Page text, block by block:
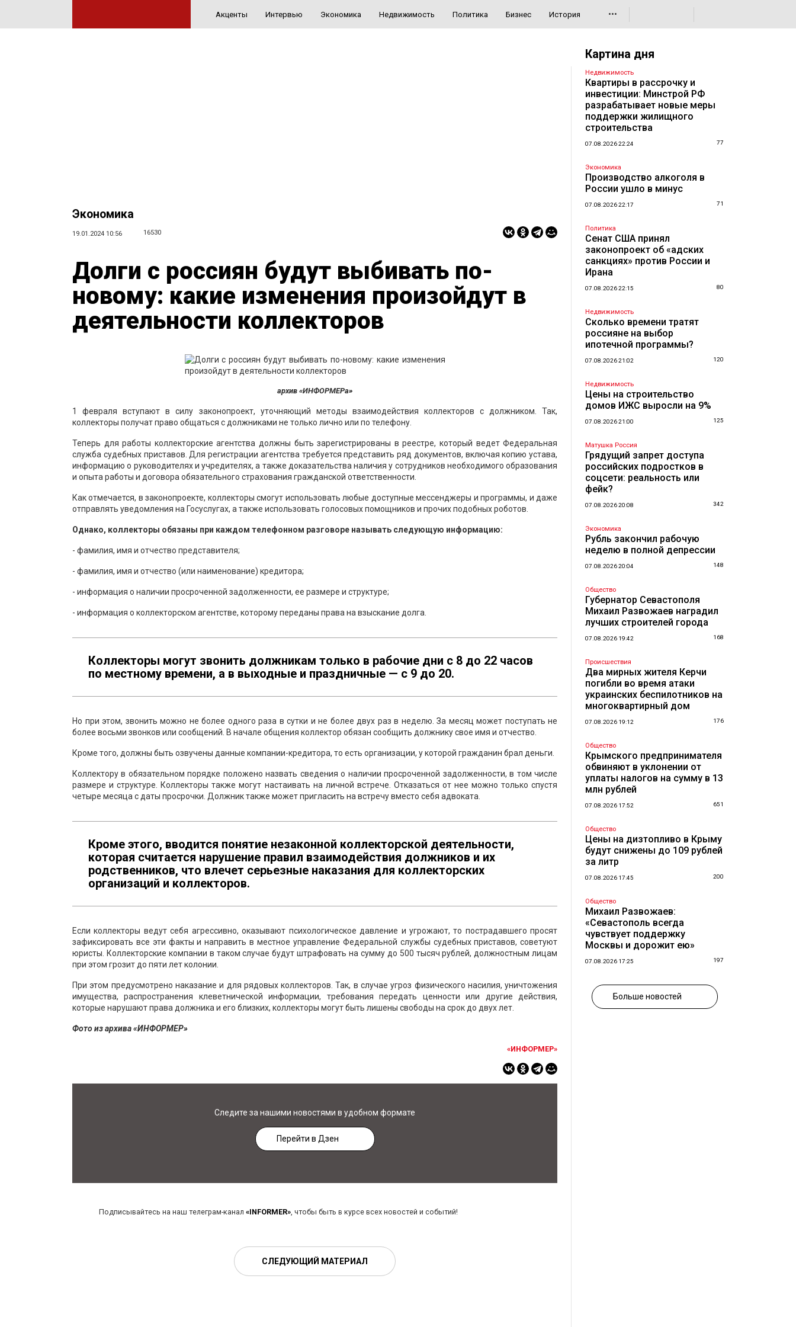
Акценты Интервью Экономика Недвижимость Политика Бизнес История •••
Экономика
19.01.2024 10:56 16530
Долги с россиян будут выбивать по-
новому: какие изменения произойдут в
деятельности коллекторов
архив «ИНФОРМЕРа»
1 февраля вступают в силу законопроект, уточняющий методы взаимодействия коллекторов с должником. Так,
коллекторы получат право общаться с должниками не только лично или по телефону.
Теперь для работы коллекторские агентства должны быть зарегистрированы в реестре, который ведет Федеральная
служба судебных приставов. Для регистрации агентства требуется представить ряд документов, включая копию устава,
информацию о руководителях и учредителях, а также доказательства наличия у сотрудников необходимого образования
и опыта работы и договора обязательного страхования гражданской ответственности.
Как отмечается, в законопроекте, коллекторы смогут использовать любые доступные мессенджеры и программы, и даже
отправлять уведомления на Госуслугах, а также использовать голосовых помощников и прочих подобных роботов.
Однако, коллекторы обязаны при каждом телефонном разговоре называть следующую информацию:
- фамилия, имя и отчество представителя;
- фамилия, имя и отчество (или наименование) кредитора;
- информация о наличии просроченной задолженности, ее размере и структуре;
- информация о коллекторском агентстве, которому переданы права на взыскание долга.
Коллекторы могут звонить должникам только в рабочие дни с 8 до 22 часов
по местному времени, а в выходные и праздничные — с 9 до 20.
Но при этом, звонить можно не более одного раза в сутки и не более двух раз в неделю. За месяц может поступать не
более восьми звонков или сообщений. В начале общения коллектор обязан сообщить должнику свое имя и отчество.
Кроме того, должны быть озвучены данные компании-кредитора, то есть организации, у которой гражданин брал деньги.
Коллектору в обязательном порядке положено назвать сведения о наличии просроченной задолженности, в том числе
размере и структуре. Коллекторы также могут настаивать на личной встрече. Отказаться от нее можно только спустя
четыре месяца с даты просрочки. Должник также может пригласить на встречу вместо себя адвоката.
Кроме этого, вводится понятие незаконной коллекторской деятельности,
которая считается нарушение правил взаимодействия должников и их
родственников, что влечет серьезные наказания для коллекторских
организаций и коллекторов.
Если коллекторы ведут себя агрессивно, оказывают психологическое давление и угрожают, то пострадавшего просят
зафиксировать все эти факты и направить в местное управление Федеральной службы судебных приставов, советуют
юристы. Коллекторские компании в таком случае будут штрафовать на сумму до 500 тысяч рублей, должностным лицам
при этом грозит до пяти лет колонии.
При этом предусмотрено наказание и для рядовых коллекторов. Так, в случае угроз физического насилия, уничтожения
имущества, распространения клеветнической информации, требования передать ценности или другие действия,
которые нарушают права должника и его близких, коллекторы могут быть лишены свободы на срок до двух лет.
Фото из архива «ИНФОРМЕР»
«ИНФОРМЕР»
Следите за нашими новостями в удобном формате
Перейти в Дзен
Подписывайтесь на наш телеграм-канал «INFORMER», чтобы быть в курсе всех новостей и событий!
СЛЕДУЮЩИЙ МАТЕРИАЛ
Картина дня
Недвижимость
Квартиры в рассрочку и
инвестиции: Минстрой РФ
разрабатывает новые меры
поддержки жилищного
строительства
07.08.2026 22:24 77
Экономика
Производство алкоголя в
России ушло в минус
07.08.2026 22:17 71
Политика
Сенат США принял
законопроект об «адских
санкциях» против России и
Ирана
07.08.2026 22:15 80
Недвижимость
Сколько времени тратят
россияне на выбор
ипотечной программы?
07.08.2026 21:02 120
Недвижимость
Цены на строительство
домов ИЖС выросли на 9%
07.08.2026 21:00 125
Матушка Россия
Грядущий запрет доступа
российских подростков в
соцсети: реальность или
фейк?
07.08.2026 20:08 342
Экономика
Рубль закончил рабочую
неделю в полной депрессии
07.08.2026 20:04 148
Общество
Губернатор Севастополя
Михаил Развожаев наградил
лучших строителей города
07.08.2026 19:42 168
Происшествия
Два мирных жителя Керчи
погибли во время атаки
украинских беспилотников на
многоквартирный дом
07.08.2026 19:12 176
Общество
Крымского предпринимателя
обвиняют в уклонении от
уплаты налогов на сумму в 13
млн рублей
07.08.2026 17:52 651
Общество
Цены на дизтопливо в Крыму
будут снижены до 109 рублей
за литр
07.08.2026 17:45 200
Общество
Михаил Развожаев:
«Севастополь всегда
чувствует поддержку
Москвы и дорожит ею»
07.08.2026 17:25 197
Больше новостей